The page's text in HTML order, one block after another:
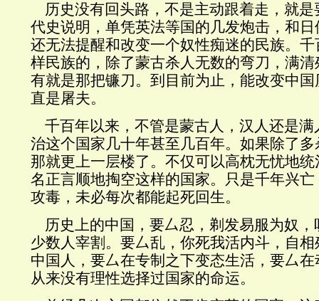
历史没有回头路，不是主动跟着走，就是
代史说明，单凭英法等国的几发炮击，和
还无法提醒和改变一个奴性痴迷的民族。
样民族的，除了蒙古杀人无数的弯刀，满
有就是那把镰刀。到目前为止，能改变中
直是屠夫。
千百年以来，不管是蒙古人，汉人还是满
治这个国家几十年甚至几百年。如果除了
那就更上一层楼了。不仅可以高枕无忧地
名正言顺地掏空这样的国家。只是千年兴
攻毒，未必每次都能起死回生。
历史上的中国，要厶忍，剃发易服为奴，
少数人宰割。要厶乱，你死我活内斗，自
中国人，要厶在专制之下变态生活，要厶
从来没有理性选择过国家的命运。